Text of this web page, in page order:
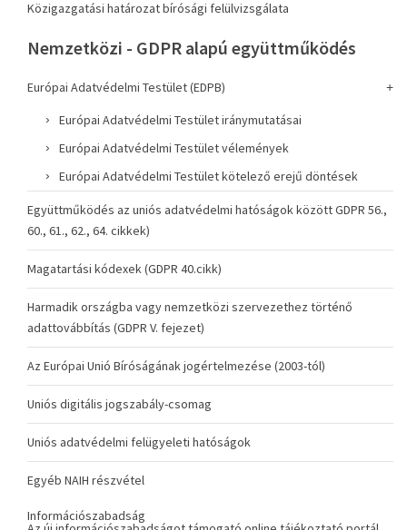
Közigazgatási határozat bírósági felülvizsgálata
Nemzetközi - GDPR alapú együttműködés
Európai Adatvédelmi Testület (EDPB)
Európai Adatvédelmi Testület iránymutatásai
Európai Adatvédelmi Testület vélemények
Európai Adatvédelmi Testület kötelező erejű döntések
Együttműködés az uniós adatvédelmi hatóságok között GDPR 56.,
60., 61., 62., 64. cikkek)
Magatartási kódexek (GDPR 40.cikk)
Harmadik országba vagy nemzetközi szervezethez történő
adattovábbítás (GDPR V. fejezet)
Az Európai Unió Bíróságának jogértelmezése (2003-tól)
Uniós digitális jogszabály-csomag
Uniós adatvédelmi felügyeleti hatóságok
Egyéb NAIH részvétel
Információszabadság